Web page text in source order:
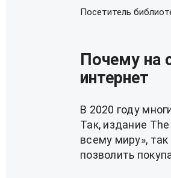
Посетитель
Почему на
интернет
В 2020 году
Так, издание
всему миру»,
позволить